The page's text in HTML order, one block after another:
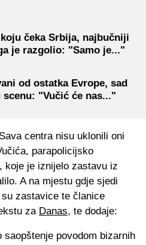
čeka Srbija, najbučniji
je razgolio: "Samo je..."
od ostatka Evrope, sad
"Vučić će nas..."
centra nisu uklonili oni
parapolicijsko
koje je iznijelo zastavu iz
A na mjestu gdje sjedi
zastavice te članice
za Danas, te dodaje:
povodom bizarnih